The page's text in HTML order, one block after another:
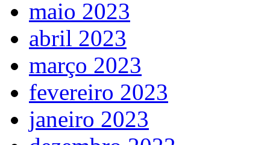
maio 2023
abril 2023
março 2023
fevereiro 2023
janeiro 2023